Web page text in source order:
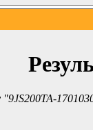
"9JS200TA-